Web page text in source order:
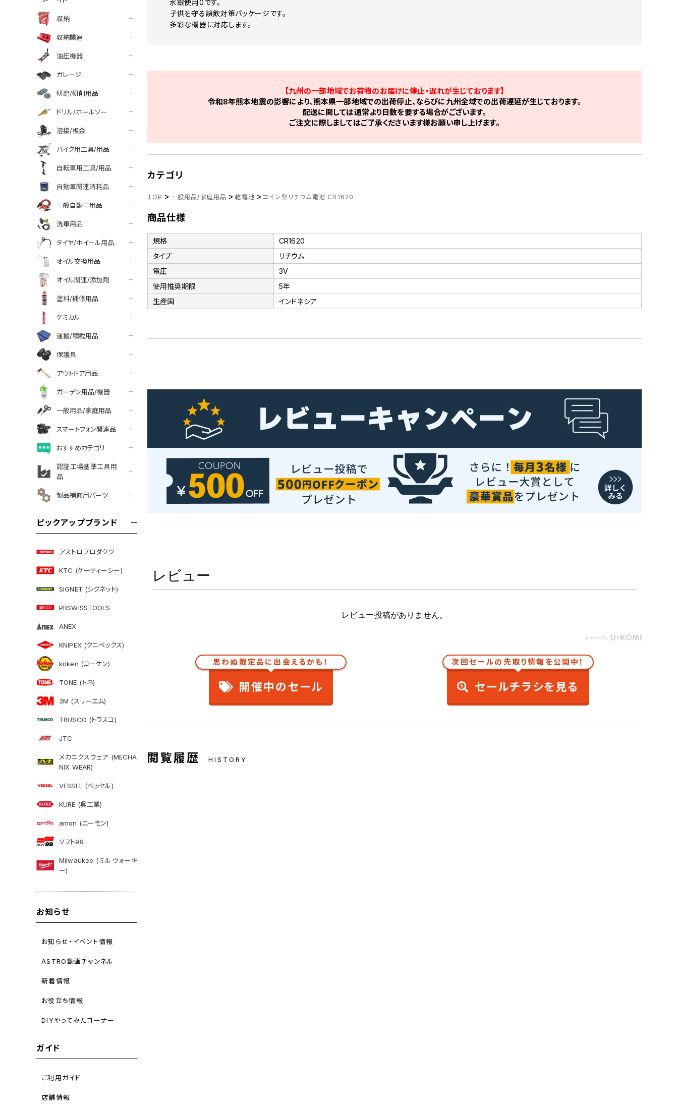
収納
収納関連
油圧機器
ガレージ
研磨/研削用品
ドリル/ホールソー
溶接/板金
バイク用工具/用品
自転車用工具/用品
自動車関連消耗品
一般自動車用品
洗車用品
タイヤ/ホイール用品
オイル交換用品
オイル関連/添加剤
塗料/補修用品
ケミカル
運搬/積載用品
保護具
アウトドア用品
ガーデン用品/機器
一般用品/家庭用品
スマートフォン関連品
おすすめカテゴリ
認証工場基準工具用
品
製品補修用パーツ
ピックアップブランド
アストロプロダクツ
KTC (ケーティーシー)
SIGNET (シグネット)
PBSWISSTOOLS
ANEX
KNIPEX (クニペックス)
koken (コーケン)
TONE (トネ)
3M (スリーエム)
TRUSCO (トラスコ)
JTC
メカニクスウェア (MECHA
NIX WEAR)
VESSEL (ベッセル)
KURE (呉工業)
amon (エーモン)
ソフト99
Milwaukee (ミルウォーキ
ー)
お知らせ
お知らせ・イベント情報
ASTRO動画チャンネル
新着情報
お役立ち情報
DIYやってみたコーナー
ガイド
ご利用ガイド
店舗情報
水銀使用0です。
子供を守る誤飲対策パッケージです。
多彩な機器に対応します。
【九州の一部地域でお荷物のお届けに停止・遅れが生じております】
令和8年熊本地震の影響により、熊本県一部地域での出荷停止、ならびに九州全域での出荷遅延が生じております。
配送に関しては通常より日数を要する場合がございます。
ご注文に際しましてはご了承くださいます様お願い申し上げます。
カテゴリ
TOP > 一般用品/家庭用品 > 乾電池 > コイン型リチウム電池 CR1620
商品仕様
規格
CR1620
タイプ
リチウム
電圧
3V
使用推奨期限
5年
生産国
インドネシア
レビュー
レビュー投稿がありません。
思わぬ限定品に出会えるかも！
開催中のセール
次回セールの先取り情報を公開中！
セールチラシを見る
閲覧履歴 HISTORY